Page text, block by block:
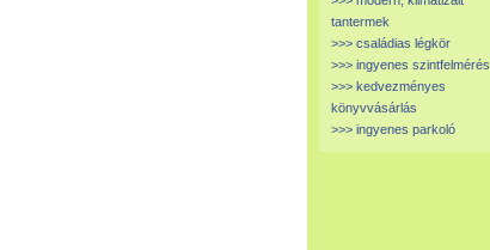
tantermek
>>> családias légkör
>>> ingyenes szintfelmérés
>>> kedvezményes
könyvvásárlás
>>> ingyenes parkoló